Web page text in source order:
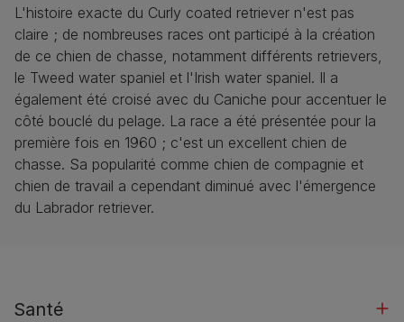
L'histoire exacte du Curly coated retriever n'est pas
claire ; de nombreuses races ont participé à la création
de ce chien de chasse, notamment différents retrievers,
le Tweed water spaniel et l'Irish water spaniel. Il a
également été croisé avec du Caniche pour accentuer le
côté bouclé du pelage. La race a été présentée pour la
première fois en 1960 ; c'est un excellent chien de
chasse. Sa popularité comme chien de compagnie et
chien de travail a cependant diminué avec l'émergence
du Labrador retriever.
Santé